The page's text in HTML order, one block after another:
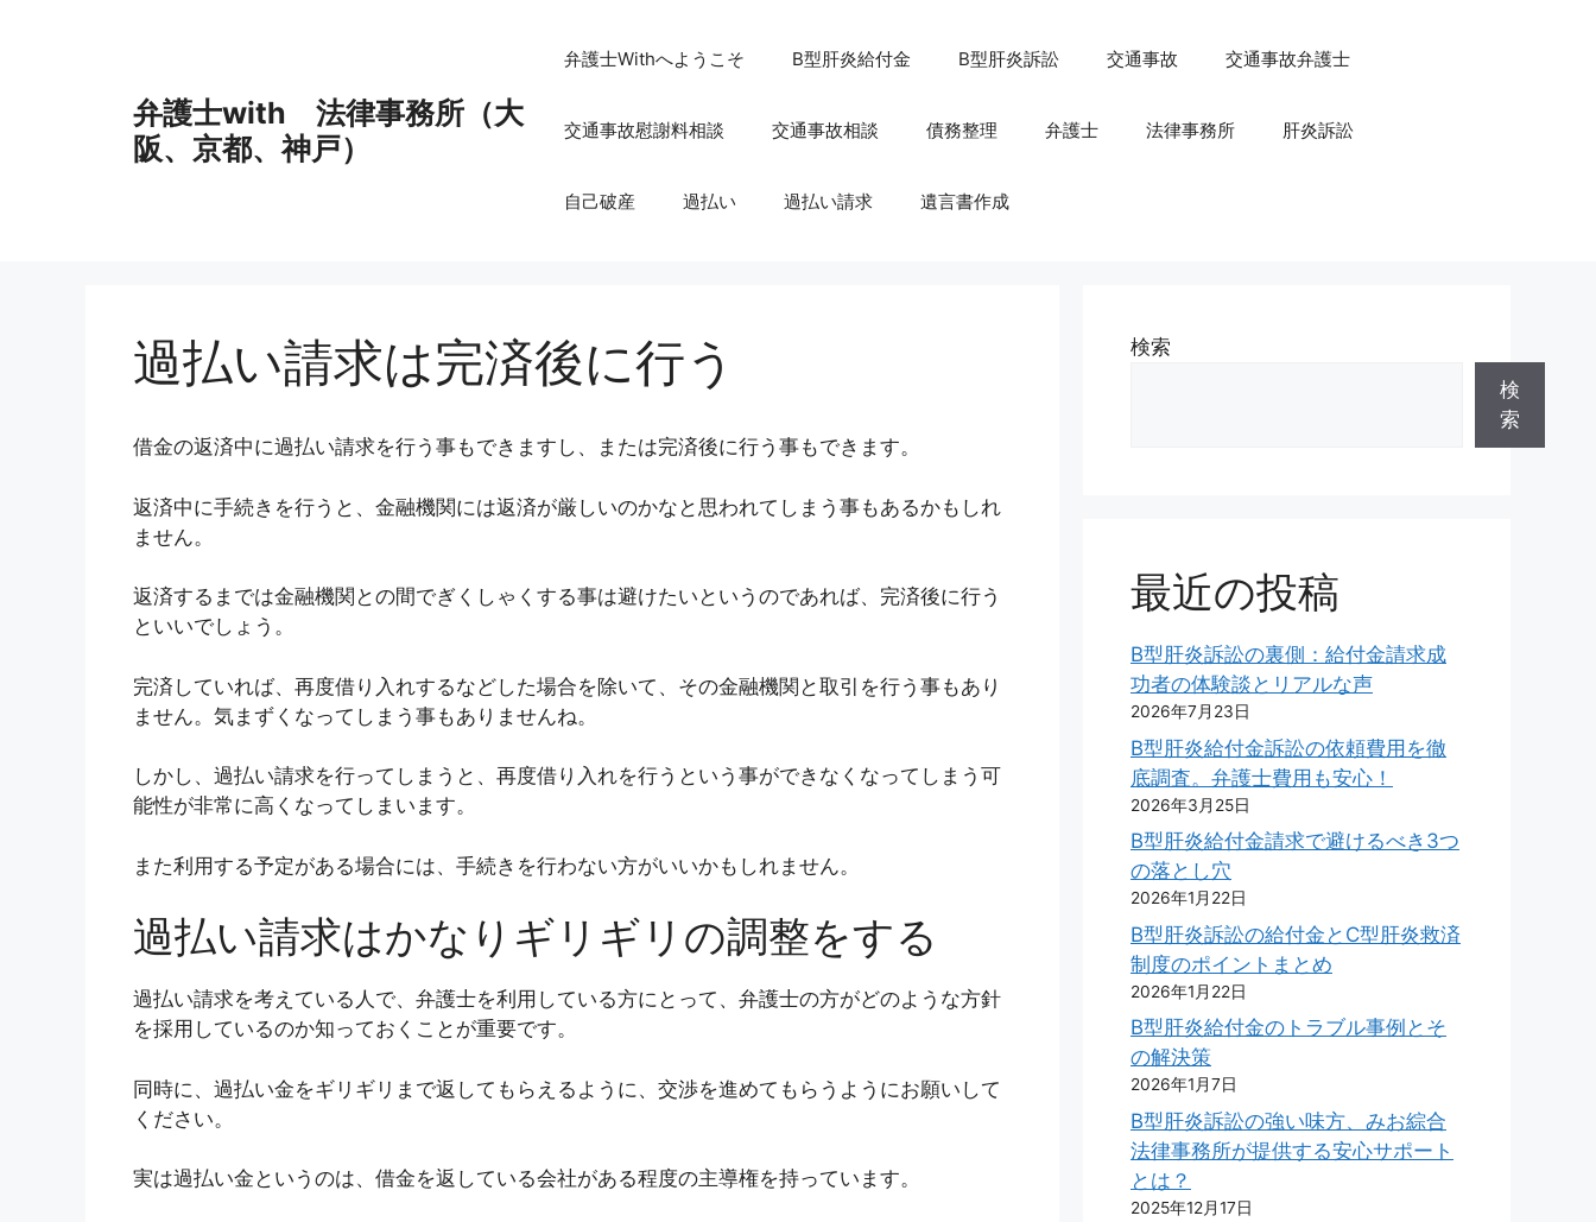
弁護士with 法律事務所（大
阪、京都、神戸）
弁護士Withへようこそ B型肝炎給付金 B型肝炎訴訟 交通事故 交通事故弁護士
交通事故慰謝料相談 交通事故相談 債務整理 弁護士 法律事務所 肝炎訴訟
自己破産 過払い 過払い請求 遺言書作成
過払い請求は完済後に行う
借金の返済中に過払い請求を行う事もできますし、または完済後に行う事もできます。
返済中に手続きを行うと、金融機関には返済が厳しいのかなと思われてしまう事もあるかもしれ
ません。
返済するまでは金融機関との間でぎくしゃくする事は避けたいというのであれば、完済後に行う
といいでしょう。
完済していれば、再度借り入れするなどした場合を除いて、その金融機関と取引を行う事もあり
ません。気まずくなってしまう事もありませんね。
しかし、過払い請求を行ってしまうと、再度借り入れを行うという事ができなくなってしまう可
能性が非常に高くなってしまいます。
また利用する予定がある場合には、手続きを行わない方がいいかもしれません。
過払い請求はかなりギリギリの調整をする
過払い請求を考えている人で、弁護士を利用している方にとって、弁護士の方がどのような方針
を採用しているのか知っておくことが重要です。
同時に、過払い金をギリギリまで返してもらえるように、交渉を進めてもらうようにお願いして
ください。
実は過払い金というのは、借金を返している会社がある程度の主導権を持っています。
検索
検
索
最近の投稿
B型肝炎訴訟の裏側：給付金請求成
功者の体験談とリアルな声
2026年7月23日
B型肝炎給付金訴訟の依頼費用を徹
底調査。弁護士費用も安心！
2026年3月25日
B型肝炎給付金請求で避けるべき3つ
の落とし穴
2026年1月22日
B型肝炎訴訟の給付金とC型肝炎救済
制度のポイントまとめ
2026年1月22日
B型肝炎給付金のトラブル事例とそ
の解決策
2026年1月7日
B型肝炎訴訟の強い味方、みお綜合
法律事務所が提供する安心サポート
とは？
2025年12月17日